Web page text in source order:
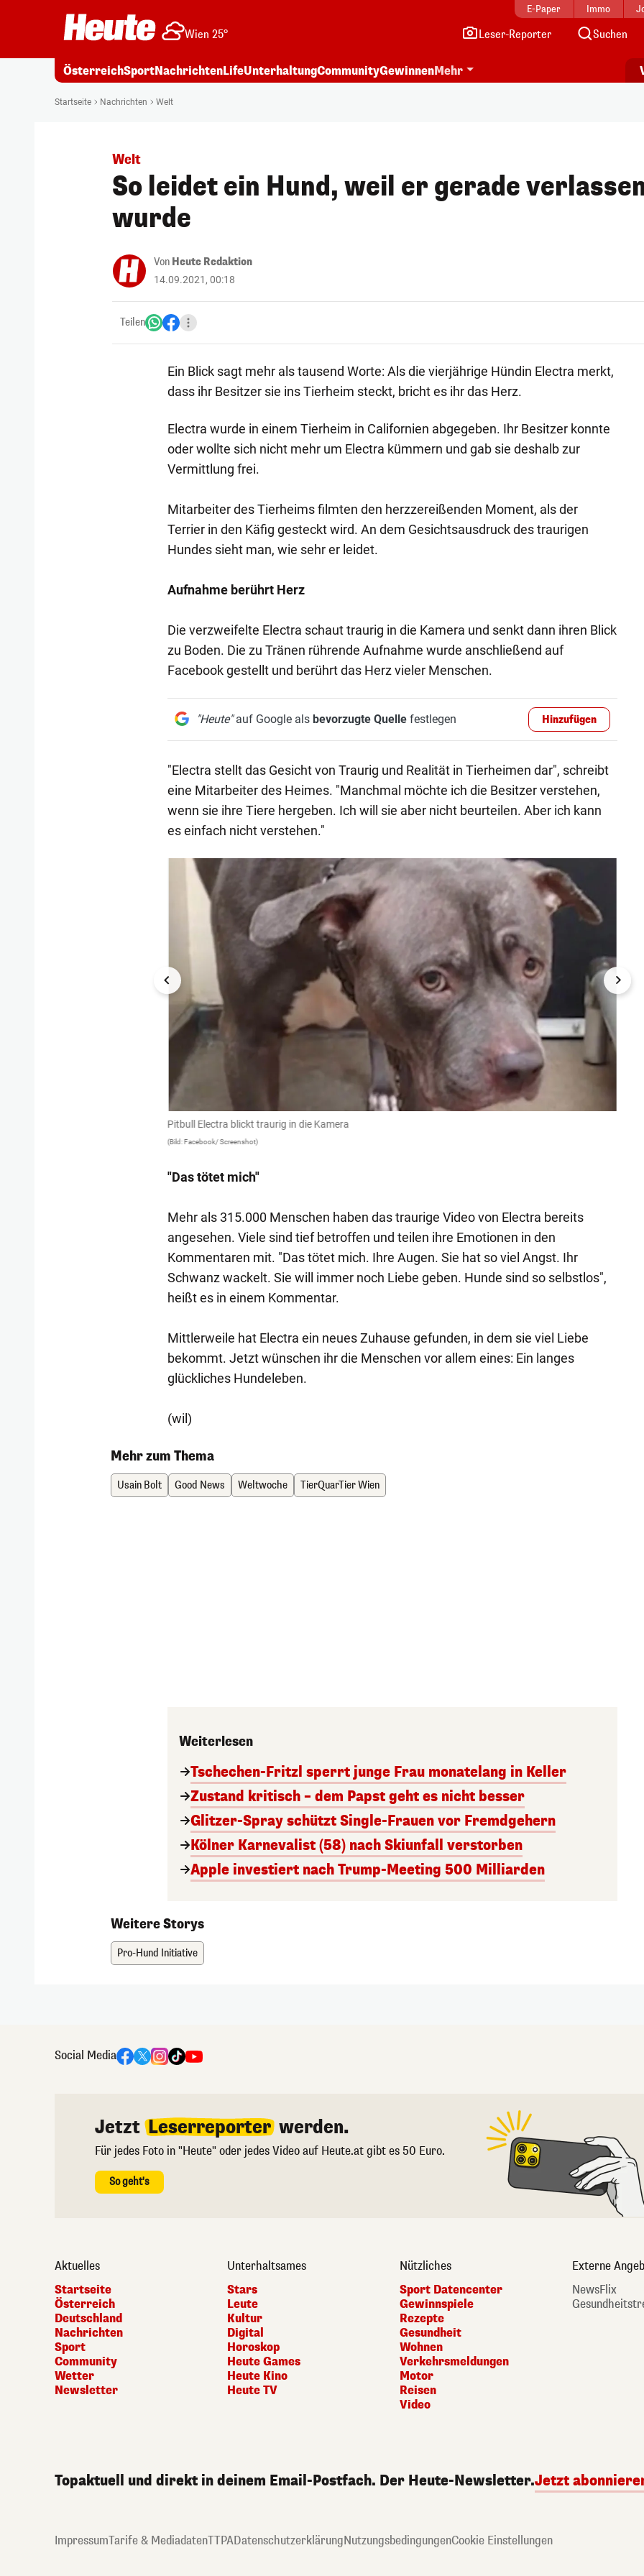
E-Paper Immo
Wien 25° Leser-Reporter Suchen
ÖsterreichSportNachrichtenLifeUnterhaltungCommunityGewinnenMehr
Startseite Nachrichten Welt
Welt
So leidet ein Hund, weil er gerade
wurde
Von Heute Redaktion
14.09.2021, 00:18
Teilen
Ein Blick sagt mehr als tausend Worte: Als die vierjährige Hündin Electra merkt,
dass ihr Besitzer sie ins Tierheim steckt, bricht es ihr das Herz.
Electra wurde in einem Tierheim in Californien abgegeben. Ihr Besitzer konnte
oder wollte sich nicht mehr um Electra kümmern und gab sie deshalb zur
Vermittlung frei.
Mitarbeiter des Tierheims filmten den herzzereißenden Moment, als der
Terrier in den Käfig gesteckt wird. An dem Gesichtsausdruck des traurigen
Hundes sieht man, wie sehr er leidet.
Aufnahme berührt Herz
Die verzweifelte Electra schaut traurig in die Kamera und senkt dann ihren Blick
zu Boden. Die zu Tränen rührende Aufnahme wurde anschließend auf
Facebook gestellt und berührt das Herz vieler Menschen.
"Heute"auf Google als bevorzugte Quellefestlegen Hinzufügen
"Electra stellt das Gesicht von Traurig und Realität in Tierheimen dar", schreibt
eine Mitarbeiter des Heimes. "Manchmal möchte ich die Besitzer verstehen,
wenn sie ihre Tiere hergeben. Ich will sie aber nicht beurteilen. Aber ich kann
es einfach nicht verstehen."
1/4
Pitbull Electra blickt traurig in die Kamera
(Bild: Facebook/ Screenshot)
"Das tötet mich"
Mehr als 315.000 Menschen haben das traurige Video von Electra bereits
angesehen. Viele sind tief betroffen und teilen ihre Emotionen in den
Kommentaren mit. "Das tötet mich. Ihre Augen. Sie hat so viel Angst. Ihr
Schwanz wackelt. Sie will immer noch Liebe geben. Hunde sind so selbstlos",
heißt es in einem Kommentar.
Mittlerweile hat Electra ein neues Zuhause gefunden, in dem sie viel Liebe
bekommt. Jetzt wünschen ihr die Menschen vor allem eines: Ein langes
glückliches Hundeleben.
(wil)
Mehr zum Thema
Usain Bolt Good News Weltwoche TierQuarTier Wien
Weiterlesen
Tschechen-Fritzl sperrt junge Frau monatelang in Keller
Zustand kritisch – dem Papst geht es nicht besser
Glitzer-Spray schützt Single-Frauen vor Fremdgehern
Kölner Karnevalist (58) nach Skiunfall verstorben
Apple investiert nach Trump-Meeting 500 Milliarden
Weitere Storys
Pro-Hund Initiative
Social Media
Jetzt Leserreporter werden.
Für jedes Foto in "Heute" oder jedes Video auf Heute.at gibt es 50 Euro.
So geht's
Aktuelles
Startseite
Österreich
Deutschland
Nachrichten
Sport
Community
Wetter
Newsletter
Unterhaltsames
Stars
Leute
Kultur
Digital
Horoskop
Heute Games
Heute Kino
Heute TV
Nützliches
Sport Datencenter
Gewinnspiele
Rezepte
Gesundheit
Wohnen
Verkehrsmeldungen
Motor
Reisen
Video
Externe
NewsFlix
Topaktuell und direkt in deinem Email-Postfach. Der Heute-Newsletter.Jetzt
ImpressumTarife & MediadatenTTPADatenschutzerklärungNutzungsbedingungenCookie Einstellungen